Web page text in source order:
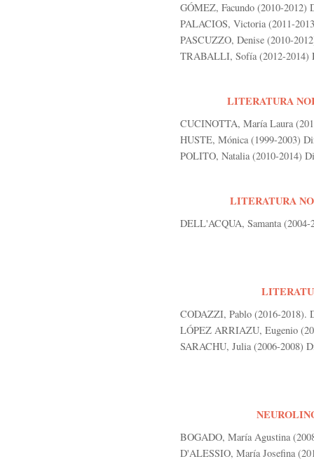
GÓMEZ, Facundo (2010-2012)
PALACIOS, Victoria (2011-
PASCUZZO, Denise (2010-
TRABALLI, Sofía (2012-2014)
LITERATURA
CUCINOTTA, María Laura
HUSTE, Mónica (1999-2003)
POLITO, Natalia (2010-2014)
LITERATURA
DELL'ACQUA, Samanta (2004-
CODAZZI, Pablo (2016-2018).
LÓPEZ ARRIAZU, Eugenio
SARACHU, Julia (2006-2008)
BOGADO, María Agustina
D'ALESSIO, María Josefina